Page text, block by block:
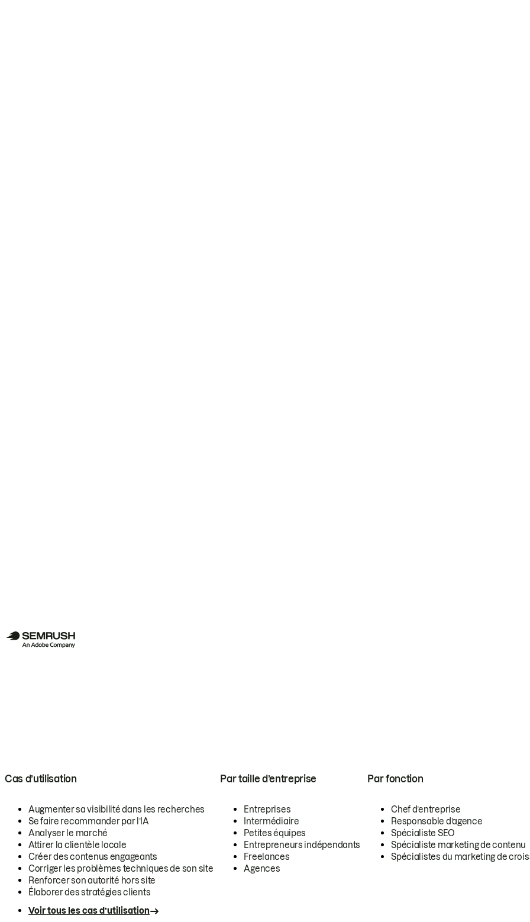
Cas d’utilisation
Augmenter sa visibilité dans les recherches
Se faire recommander par l’IA
Analyser le marché
Attirer la clientèle locale
Créer des contenus engageants
Corriger les problèmes techniques de son site
Renforcer son autorité hors site
Élaborer des stratégies clients
Voir tous les cas d’utilisation
Par taille d’entreprise
Entreprises
Intermédiaire
Petites équipes
Entrepreneurs indépendants
Freelances
Agences
Par fonction
Chef d’entreprise
Responsable d’agence
Spécialiste SEO
Spécialiste marketing de contenu
Spécialistes du marketing de